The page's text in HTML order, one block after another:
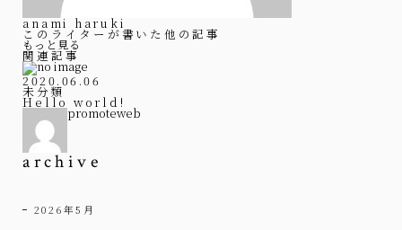
anami haruki
このライターが書いた他の記事
もっと見る
関連記事
2020.06.06
未分類
Hello world!
promoteweb
archive
2026年5月